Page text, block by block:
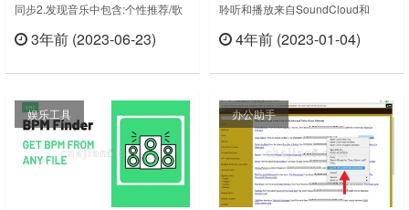
同步2.发现音乐中包含:个性推荐/歌
词键入回车键支持搜索：单曲/歌手/
8.我的博客9.我的收藏：专辑/歌手
10.我创建的歌单11.我收藏的歌单
12.歌曲评论查看13.相似……
3年前 (2023-06-23)
乐流
聆听和播放来自SoundCloud和
API Soundcloud和YouTube集成。-
搜索在两个音乐盒中产生的音乐曲
目。- 播放时更改曲目的播放速度。-
当前播放或暂停音频……
4年前 (2023-01-04)
娱乐工具 办公助手